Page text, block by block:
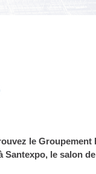
le
Santexpo, le salon